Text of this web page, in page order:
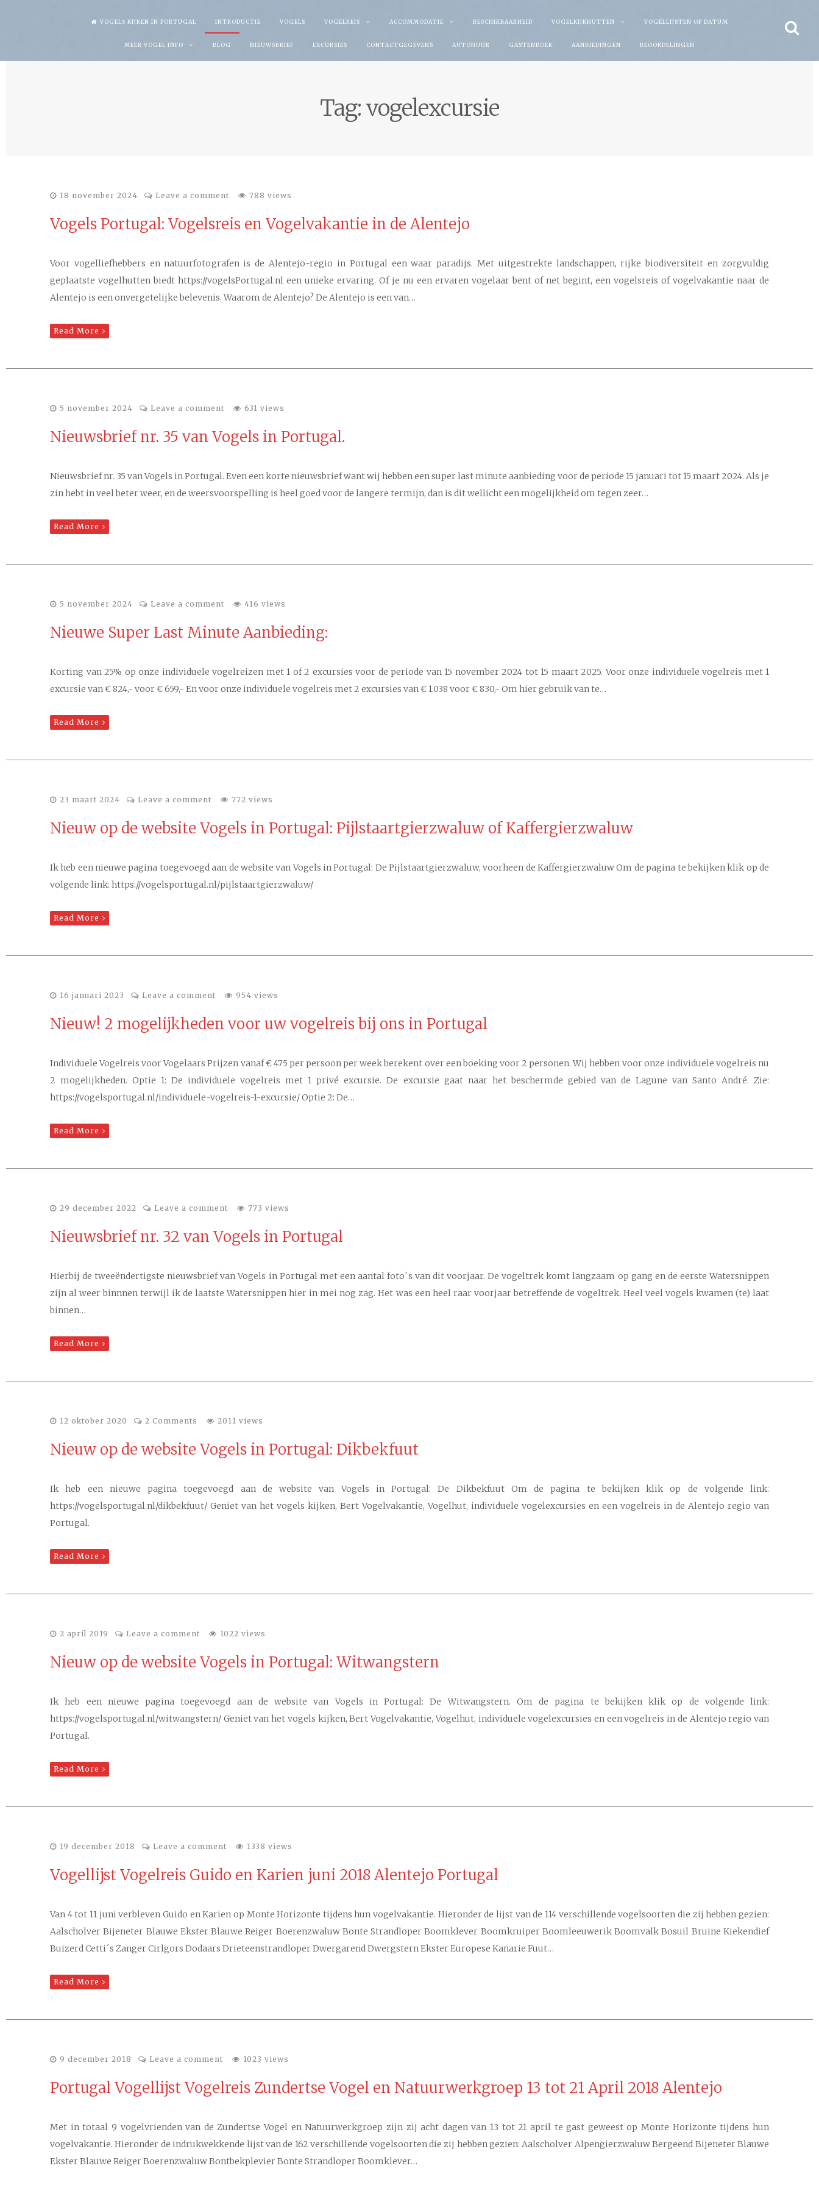
VOGELS KIJKEN IN PORTUGAL INTRODUCTIE VOGELS VOGELREIS ACCOMMODATIE BESCHIKBAARHEID VOGELKIJKHUTTEN VOGELLIJSTEN OP DATUM
MEER VOGEL INFO BLOG NIEUWSBRIEF EXCURSIES CONTACTGEGEVENS AUTOHUUR GASTENBOEK AANBIEDINGEN BEOORDELINGEN
Tag: vogelexcursie
18 november 2024 Leave a comment 788 views
Vogels Portugal: Vogelsreis en Vogelvakantie in de Alentejo
Voor vogelliefhebbers en natuurfotografen is de Alentejo-regio in Portugal een waar paradijs. Met uitgestrekte landschappen, rijke biodiversiteit en zorgvuldig
geplaatste vogelhutten biedt https://vogelsPortugal.nl een unieke ervaring. Of je nu een ervaren vogelaar bent of net begint, een vogelsreis of vogelvakantie naar de
Alentejo is een onvergetelijke belevenis. Waarom de Alentejo? De Alentejo is een van…
Read More
5 november 2024 Leave a comment 631 views
Nieuwsbrief nr. 35 van Vogels in Portugal.
Nieuwsbrief nr. 35 van Vogels in Portugal. Even een korte nieuwsbrief want wij hebben een super last minute aanbieding voor de periode 15 januari tot 15 maart 2024. Als je
zin hebt in veel beter weer, en de weersvoorspelling is heel goed voor de langere termijn, dan is dit wellicht een mogelijkheid om tegen zeer…
Read More
5 november 2024 Leave a comment 416 views
Nieuwe Super Last Minute Aanbieding:
Korting van 25% op onze individuele vogelreizen met 1 of 2 excursies voor de periode van 15 november 2024 tot 15 maart 2025. Voor onze individuele vogelreis met 1
excursie van € 824,- voor € 659,- En voor onze individuele vogelreis met 2 excursies van € 1.038 voor € 830,- Om hier gebruik van te…
Read More
23 maart 2024 Leave a comment 772 views
Nieuw op de website Vogels in Portugal: Pijlstaartgierzwaluw of Kaffergierzwaluw
Ik heb een nieuwe pagina toegevoegd aan de website van Vogels in Portugal: De Pijlstaartgierzwaluw, voorheen de Kaffergierzwaluw Om de pagina te bekijken klik op de
volgende link: https://vogelsportugal.nl/pijlstaartgierzwaluw/
Read More
16 januari 2023 Leave a comment 954 views
Nieuw! 2 mogelijkheden voor uw vogelreis bij ons in Portugal
Individuele Vogelreis voor Vogelaars Prijzen vanaf € 475 per persoon per week berekent over een boeking voor 2 personen. Wij hebben voor onze individuele vogelreis nu
2 mogelijkheden. Optie 1: De individuele vogelreis met 1 privé excursie. De excursie gaat naar het beschermde gebied van de Lagune van Santo André. Zie:
https://vogelsportugal.nl/individuele-vogelreis-1-excursie/ Optie 2: De…
Read More
29 december 2022 Leave a comment 773 views
Nieuwsbrief nr. 32 van Vogels in Portugal
Hierbij de tweeëndertigste nieuwsbrief van Vogels in Portugal met een aantal foto´s van dit voorjaar. De vogeltrek komt langzaam op gang en de eerste Watersnippen
zijn al weer binnnen terwijl ik de laatste Watersnippen hier in mei nog zag. Het was een heel raar voorjaar betreffende de vogeltrek. Heel veel vogels kwamen (te) laat
binnen…
Read More
12 oktober 2020 2 Comments 2011 views
Nieuw op de website Vogels in Portugal: Dikbekfuut
Ik heb een nieuwe pagina toegevoegd aan de website van Vogels in Portugal: De Dikbekfuut Om de pagina te bekijken klik op de volgende link:
https://vogelsportugal.nl/dikbekfuut/ Geniet van het vogels kijken, Bert Vogelvakantie, Vogelhut, individuele vogelexcursies en een vogelreis in de Alentejo regio van
Portugal.
Read More
2 april 2019 Leave a comment 1022 views
Nieuw op de website Vogels in Portugal: Witwangstern
Ik heb een nieuwe pagina toegevoegd aan de website van Vogels in Portugal: De Witwangstern. Om de pagina te bekijken klik op de volgende link:
https://vogelsportugal.nl/witwangstern/ Geniet van het vogels kijken, Bert Vogelvakantie, Vogelhut, individuele vogelexcursies en een vogelreis in de Alentejo regio van
Portugal.
Read More
19 december 2018 Leave a comment 1338 views
Vogellijst Vogelreis Guido en Karien juni 2018 Alentejo Portugal
Van 4 tot 11 juni verbleven Guido en Karien op Monte Horizonte tijdens hun vogelvakantie. Hieronder de lijst van de 114 verschillende vogelsoorten die zij hebben gezien:
Aalscholver Bijeneter Blauwe Ekster Blauwe Reiger Boerenzwaluw Bonte Strandloper Boomklever Boomkruiper Boomleeuwerik Boomvalk Bosuil Bruine Kiekendief
Buizerd Cetti´s Zanger Cirlgors Dodaars Drieteenstrandloper Dwergarend Dwergstern Ekster Europese Kanarie Fuut…
Read More
9 december 2018 Leave a comment 1023 views
Portugal Vogellijst Vogelreis Zundertse Vogel en Natuurwerkgroep 13 tot 21 April 2018 Alentejo
Met in totaal 9 vogelvrienden van de Zundertse Vogel en Natuurwerkgroep zijn zij acht dagen van 13 tot 21 april te gast geweest op Monte Horizonte tijdens hun
vogelvakantie. Hieronder de indrukwekkende lijst van de 162 verschillende vogelsoorten die zij hebben gezien: Aalscholver Alpengierzwaluw Bergeend Bijeneter Blauwe
Ekster Blauwe Reiger Boerenzwaluw Bontbekplevier Bonte Strandloper Boomklever…